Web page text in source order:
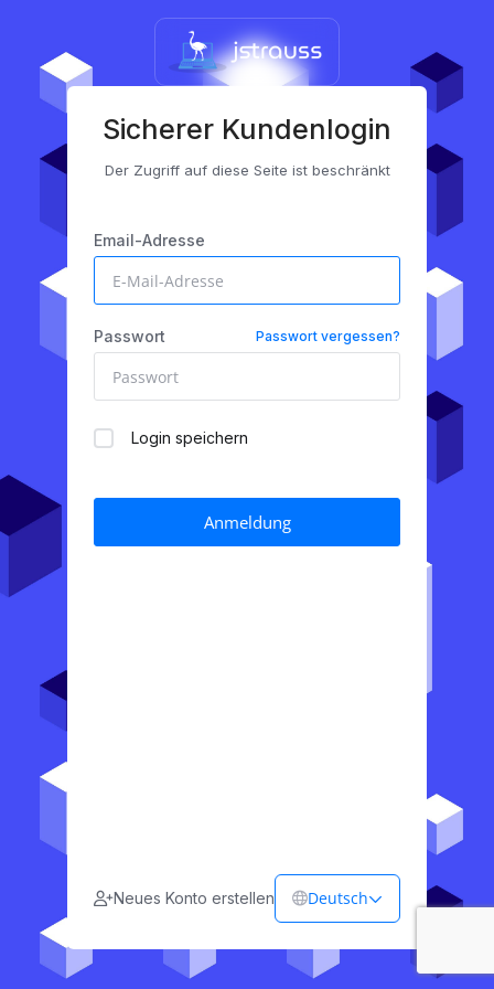
Sicherer Kundenlogin
Der Zugriff auf diese Seite ist beschränkt
Email-Adresse
Passwort Passwort vergessen?
Login speichern
Neues Konto erstellen Deutsch